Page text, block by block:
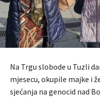
Na Trgu slobode u Tuzli
mjesecu, okupile majke i
sjećanja na genocid nad